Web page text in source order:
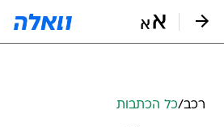
ביואיק? סימן שאתה